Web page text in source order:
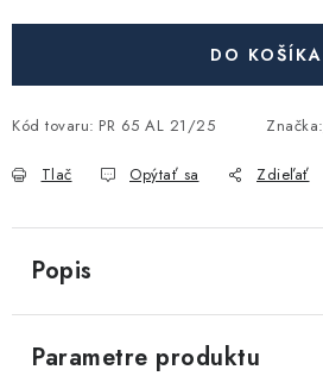
Podmienky ochrany osobných údajov
Obchodné podmienky požičovne náradia
DO KOŠÍKA
Kód tovaru: PR 65 AL 21/25 Značka:
Tlač Opýtať sa Zdieľať
Popis
Parametre produktu